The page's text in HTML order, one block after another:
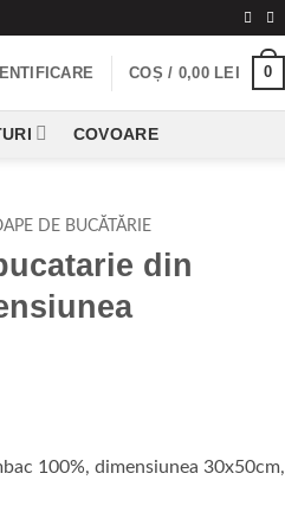
COȘ / 0,00 LEI 0
COVOARE
DE BUCĂTĂRIE
din
100%, dimensiunea 30x50cm,